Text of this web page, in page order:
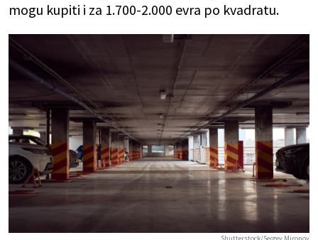
mogu kupiti i za 1.700-2.000 evra po kvadratu.